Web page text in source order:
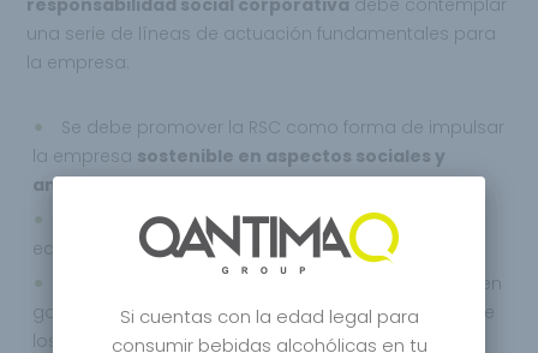
una serie de líneas de actuación fundamentales para
la empresa:
Se debe promover la RSC como forma de impulsar
la empresa sostenible en aspectos sociales y
ambientales.
La RSC debe formar parte de la formación,
educación e investigación.
Implementar medidas de transparencia y de buen
gobierno corporativo para aumentar la confianza de
los grupos de interés.
Si cuentas con la edad legal para
consumir bebidas alcohólicas en tu